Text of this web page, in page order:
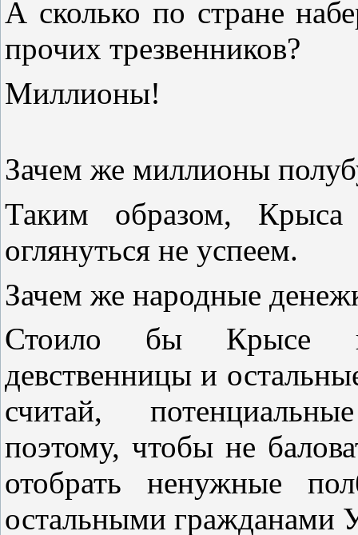
А сколько по стране
прочих трезвенников?
Миллионы!
Зачем же миллионы
Таким образом,
оглянуться не успеем.
Зачем же народные
Стоило бы Крысе
девственницы и
считай,
поэтому, чтобы не
отобрать ненужные
остальными гражданами